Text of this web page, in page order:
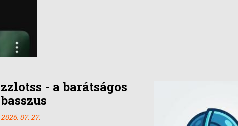
zzlotss - a barátságos
basszus
2026. 07. 27.